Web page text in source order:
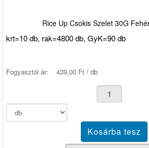
Rice Up Csokis Szelet 30G
krt=10 db, rak=4800 db, GyK=90 db
Fogyasztói ár: 439,00 Ft / db